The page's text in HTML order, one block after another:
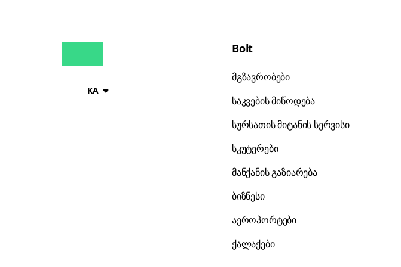
KA
Bolt
მგზავრობები
საკვების მიწოდება
სურსათის მიტანის სერვისი
სკუტერები
მანქანის გაზიარება
ბიზნესი
აეროპორტები
ქალაქები